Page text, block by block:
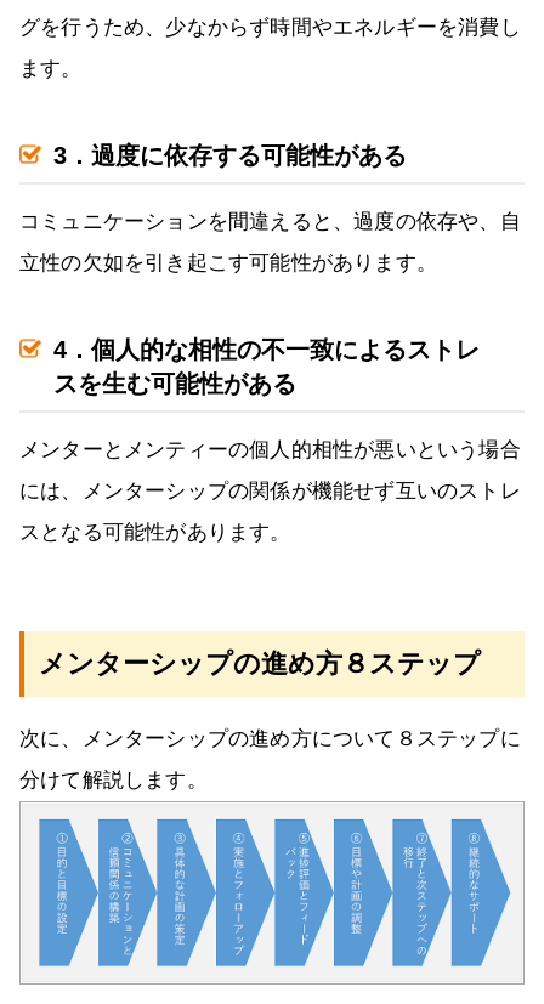
グを行うため、少なからず時間やエネルギーを消費し
ます。
3．過度に依存する可能性がある
コミュニケーションを間違えると、過度の依存や、自
立性の欠如を引き起こす可能性があります。
4．個人的な相性の不一致によるストレ
スを生む可能性がある
メンターとメンティーの個人的相性が悪いという場合
には、メンターシップの関係が機能せず互いのストレ
スとなる可能性があります。
メンターシップの進め方８ステップ
次に、メンターシップの進め方について８ステップに
分けて解説します。